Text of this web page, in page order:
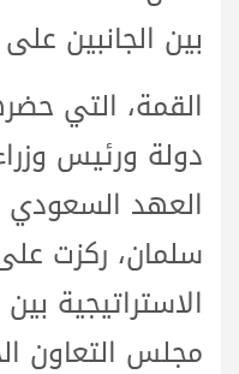
بين الجانبين
دولة ورئيس
العهد السعودي
سلمان، ركزت
الاستراتيجية
مجلس التعاون